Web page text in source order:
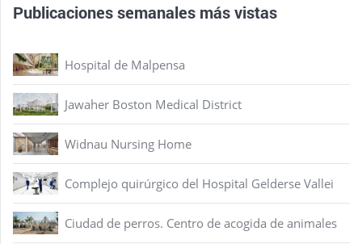
Publicaciones semanales más vistas
Hospital de Malpensa
Jawaher Boston Medical District
Widnau Nursing Home
Complejo quirúrgico del Hospital Gelderse Vallei
Ciudad de perros. Centro de acogida de animales